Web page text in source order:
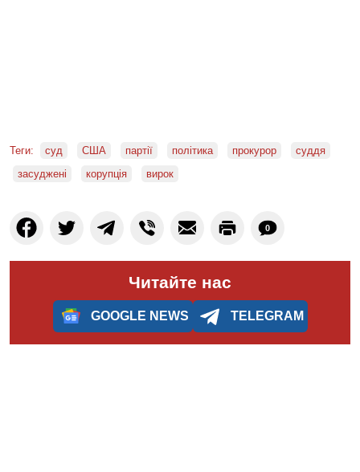
Теги: суд США партії політика прокурор
суддя
засуджені
корупція вирок
0
Читайте нас
GOOGLE NEWS TELEGRAM